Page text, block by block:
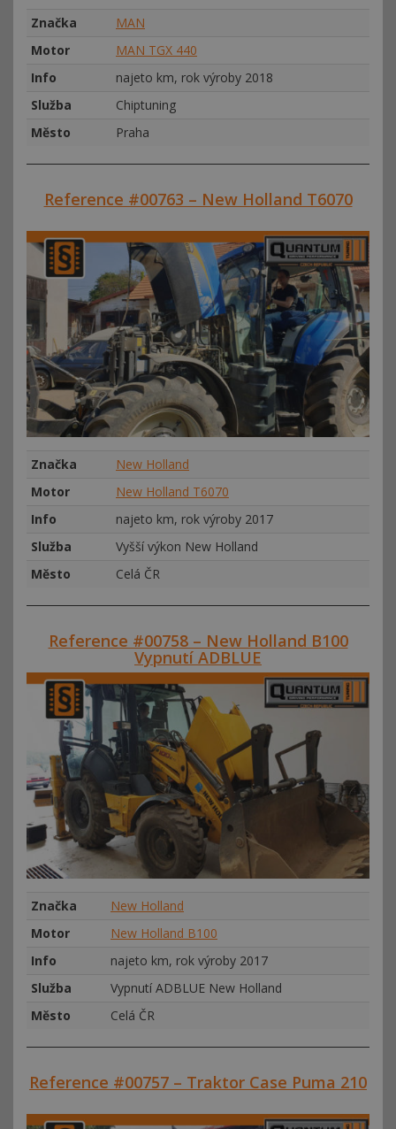
Značka
MAN
Motor
MAN TGX 440
Info
najeto km, rok výroby 2018
Služba
Chiptuning
Město
Praha
Reference #00763 – New Holland T6070
Značka
New Holland
Motor
New Holland T6070
Info
najeto km, rok výroby 2017
Služba
Vyšší výkon New Holland
Město
Celá ČR
Reference #00758 – New Holland B100
Vypnutí ADBLUE
Značka
New Holland
Motor
New Holland B100
Info
najeto km, rok výroby 2017
Služba
Vypnutí ADBLUE New Holland
Město
Celá ČR
Reference #00757 – Traktor Case Puma 210